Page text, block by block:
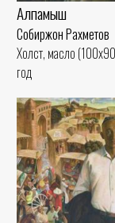
Алпамыш
Собиржон Рахметов
Холст, масло
год